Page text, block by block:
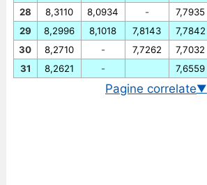
28
29
30
31
8,3110
8,2996
8,2710
8,2621
8,0934
8,1018
-
-
-
7,8143
7,7262
7,7935
7,7842
7,7032
7,6559
Pagine correlate▼